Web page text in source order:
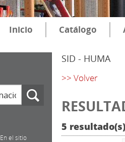
Inicio Catálogo
SID - HUMA
>> Volver
5
En el sitio